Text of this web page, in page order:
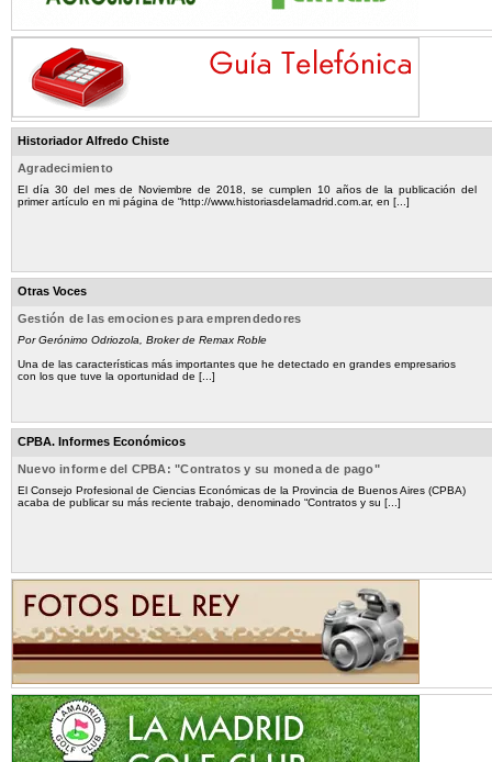
Historiador Alfredo Chiste
Agradecimiento
El día 30 del mes de Noviembre de 2018, se cumplen 10 años de la publicación del
primer artículo en mi página de “http://www.historiasdelamadrid.com.ar, en [...]
Otras Voces
Gestión de las emociones para emprendedores
Por Gerónimo Odriozola, Broker de Remax Roble
Una de las características más importantes que he detectado en grandes empresarios
con los que tuve la oportunidad de [...]
CPBA. Informes Económicos
Nuevo informe del CPBA: "Contratos y su moneda de pago"
El Consejo Profesional de Ciencias Económicas de la Provincia de Buenos Aires (CPBA)
acaba de publicar su más reciente trabajo, denominado “Contratos y su [...]